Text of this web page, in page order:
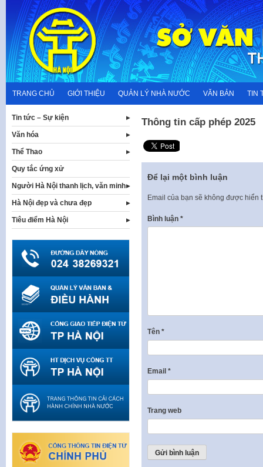
content
TRANG CHỦ GIỚI THIỆU QUẢN LÝ NHÀ NƯỚC VĂN BẢN TIN
Thông tin cấp phép 2025
Để lại một bình luận
Email của bạn sẽ không được hiển
Bình luận *
Tên *
Email *
Trang web
Tin tức – Sự kiện
Văn hóa
Thể Thao
Quy tắc ứng xử
Người Hà Nội thanh lịch, văn minh
Hà Nội đẹp và chưa đẹp
Tiêu điểm Hà Nội